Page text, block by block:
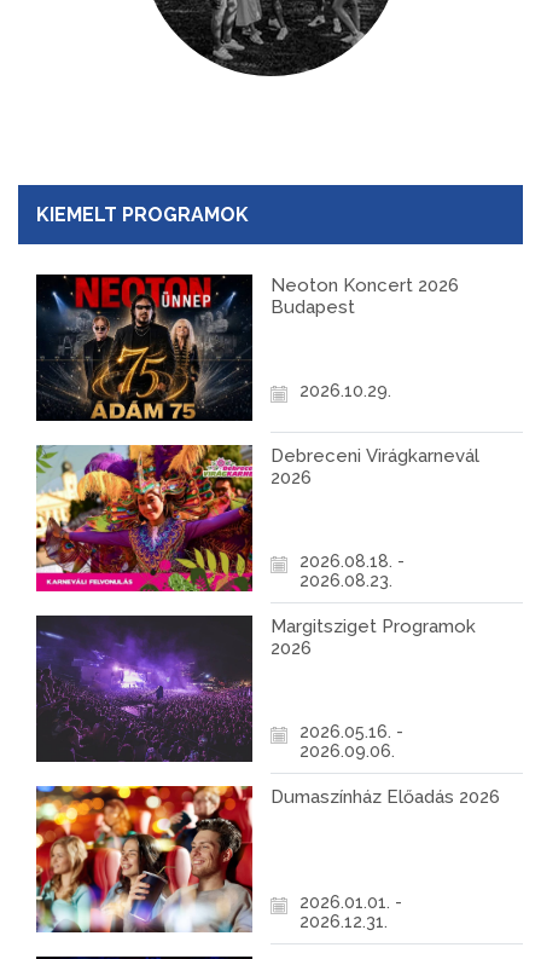
KIEMELT PROGRAMOK
Neoton Koncert 2026
Budapest
2026.10.29.
Debreceni Virágkarnevál
2026
2026.08.18. -
2026.08.23.
Margitsziget Programok
2026
2026.05.16. -
2026.09.06.
Dumaszínház Előadás 2026
2026.01.01. -
2026.12.31.